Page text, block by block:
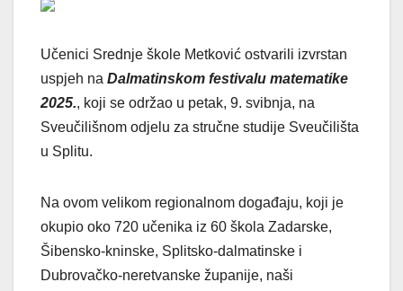
Učenici Srednje škole Metković ostvarili izvrstan
uspjeh na Dalmatinskom festivalu matematike
2025., koji se održao u petak, 9. svibnja, na
Sveučilišnom odjelu za stručne studije Sveučilišta
u Splitu.
Na ovom velikom regionalnom događaju, koji je
okupio oko 720 učenika iz 60 škola Zadarske,
Šibensko-kninske, Splitsko-dalmatinske i
Dubrovačko-neretvanske županije, naši